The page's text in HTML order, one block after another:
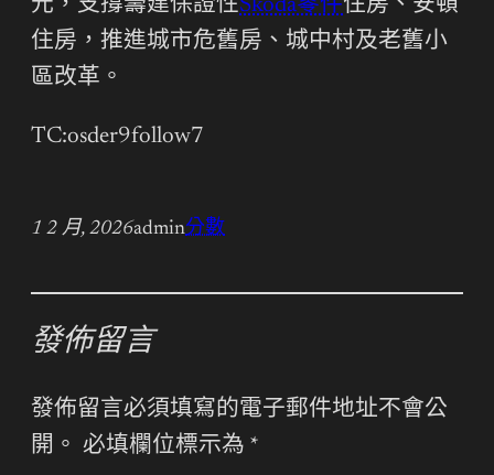
元，支撐籌建保證性Skoda零件住房、安頓
住房，推進城市危舊房、城中村及老舊小
區改革。
TC:osder9follow7
1 2 月, 2026admin分數
發佈留言
發佈留言必須填寫的電子郵件地址不會公
開。 必填欄位標示為 *